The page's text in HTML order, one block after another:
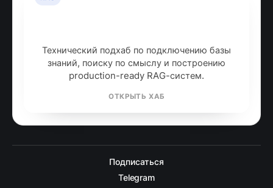
Технический подхаб по подключению базы
знаний, поиску по смыслу и построению
production-ready RAG-систем.
ОТКРЫТЬ ХАБ
Подписаться
Telegram